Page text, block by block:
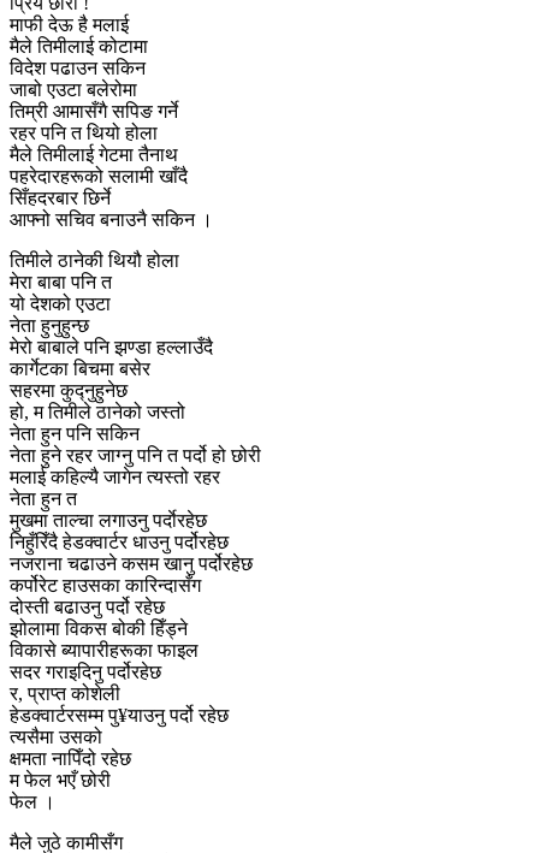
माफी देऊ है मलाई
मैले तिमीलाई कोटामा
विदेश पढाउन सकिन
जाबो एउटा बलेरोमा
तिम्री आमासँगै सपिङ गर्ने
रहर पनि त थियो होला
मैले तिमीलाई गेटमा तैनाथ
पहरेदारहरूको सलामी खाँदै
सिँहदरबार छिर्ने
आफ्नो सचिव बनाउनै सकिन ।
तिमीले ठानेकी थियौ होला
मेरा बाबा पनि त
यो देशको एउटा
नेता हुनुहुन्छ
मेरो बाबाले पनि झण्डा हल्लाउँदै
कार्गेटका बिचमा बसेर
सहरमा कुद्नुहुनेछ
हो, म तिमीले ठानेको जस्तो
नेता हुन पनि सकिन
नेता हुने रहर जाग्नु पनि त पर्दो हो छोरी
मलाई कहिल्यै जागेन त्यस्तो रहर
नेता हुन त
मुखमा ताल्चा लगाउनु पर्दाेरहेछ
निहुँरिँदै हेडक्वार्टर धाउनु पर्दोरहेछ
नजराना चढाउने कसम खानु पर्दोरहेछ
कर्पोरेट हाउसका कारिन्दासँग
दोस्ती बढाउनु पर्दो रहेछ
झोलामा विकस बोकी हिँड्ने
विकासे ब्यापारीहरूका फाइल
सदर गराइदिनु पर्दोरहेछ
र, प्राप्त कोशेली
हेडक्वार्टरसम्म पु¥याउनु पर्दो रहेछ
त्यसैमा उसको
क्षमता नापिँदो रहेछ
म फेल भएँ छोरी
फेल ।
मैले जुठे कामीसँग